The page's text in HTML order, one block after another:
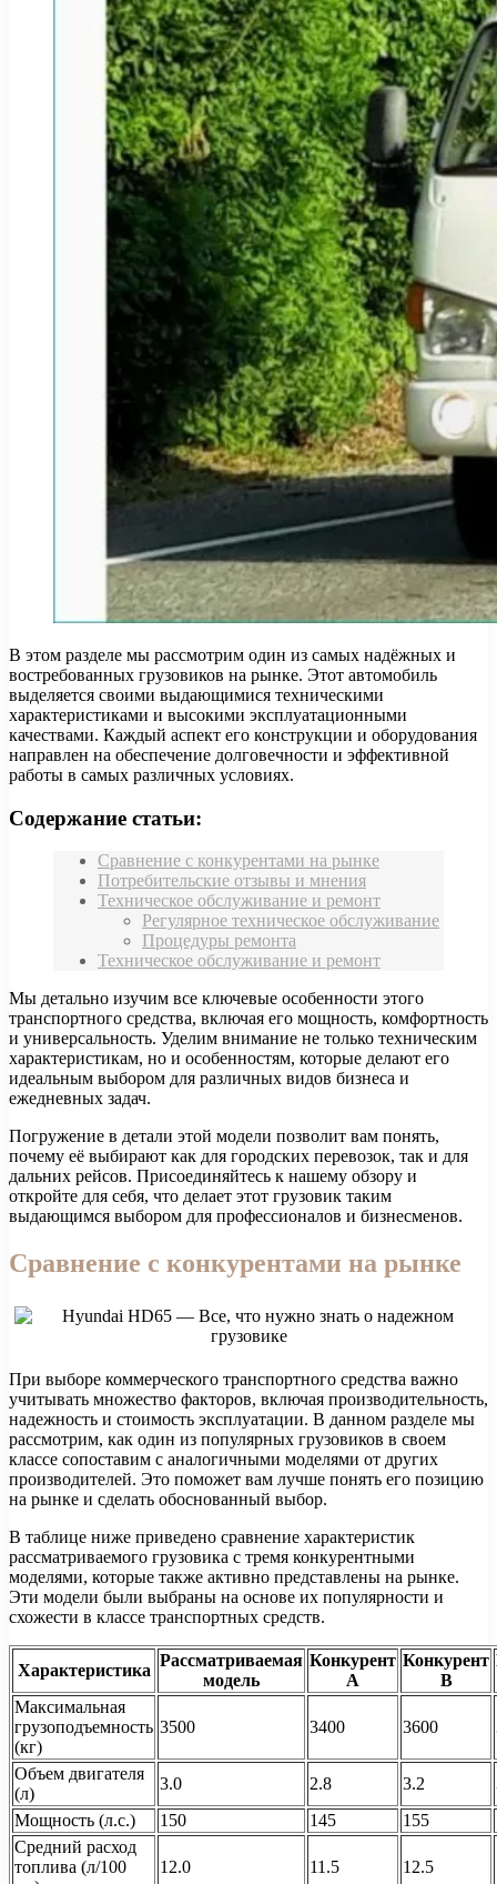
В этом разделе мы рассмотрим один из самых надёжных и
востребованных грузовиков на рынке. Этот автомобиль
выделяется своими выдающимися техническими
характеристиками и высокими эксплуатационными
качествами. Каждый аспект его конструкции и оборудования
направлен на обеспечение долговечности и эффективной
работы в самых различных условиях.
Содержание статьи:
Сравнение с конкурентами на рынке
Потребительские отзывы и мнения
Техническое обслуживание и ремонт
Регулярное техническое обслуживание
Процедуры ремонта
Техническое обслуживание и ремонт
Мы детально изучим все ключевые особенности этого
транспортного средства, включая его мощность, комфортность
и универсальность. Уделим внимание не только техническим
характеристикам, но и особенностям, которые делают его
идеальным выбором для различных видов бизнеса и
ежедневных задач.
Погружение в детали этой модели позволит вам понять,
почему её выбирают как для городских перевозок, так и для
дальних рейсов. Присоединяйтесь к нашему обзору и
откройте для себя, что делает этот грузовик таким
выдающимся выбором для профессионалов и бизнесменов.
Сравнение с конкурентами на рынке
При выборе коммерческого транспортного средства важно
учитывать множество факторов, включая производительность,
надежность и стоимость эксплуатации. В данном разделе мы
рассмотрим, как один из популярных грузовиков в своем
классе сопоставим с аналогичными моделями от других
производителей. Это поможет вам лучше понять его позицию
на рынке и сделать обоснованный выбор.
В таблице ниже приведено сравнение характеристик
рассматриваемого грузовика с тремя конкурентными
моделями, которые также активно представлены на рынке.
Эти модели были выбраны на основе их популярности и
схожести в классе транспортных средств.
Характеристика
Рассматриваемая
модель
Конкурент
A
Конкурент
B
Максимальная
грузоподъемность
(кг)
3500 3400 3600
Объем двигателя
(л)
3.0 2.8 3.2
Мощность (л.с.)
150 145 155
Средний расход
топлива (л/100
12.0 11.5 12.5